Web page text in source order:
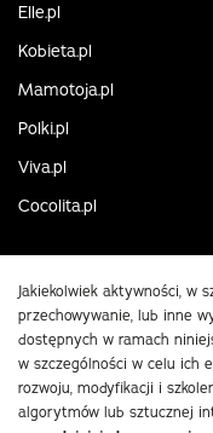
Elle.pl
Kobieta.pl
Mamotoja.pl
Polki.pl
Viva.pl
Cocolita.pl
Jakiekolwiek aktywności, w
przechowywanie, lub inne
dostępnych w ramach
w szczególności w celu ich
rozwoju, modyfikacji i
algorytmów lub sztucznej